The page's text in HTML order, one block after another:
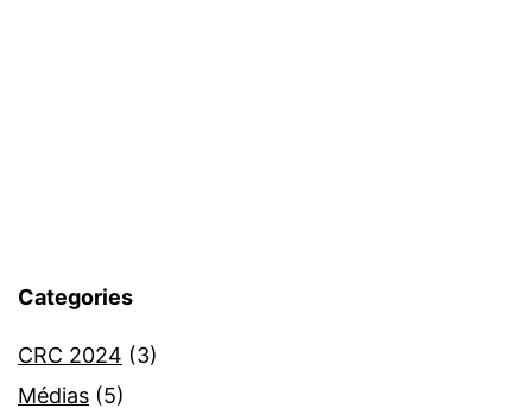
Categories
CRC 2024 (3)
Médias (5)